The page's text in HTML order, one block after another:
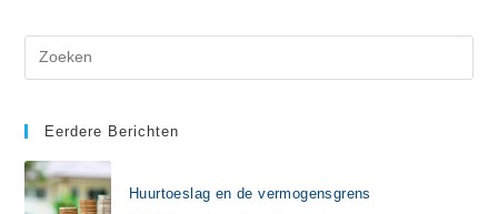
Eerdere Berichten
Huurtoeslag en de vermogensgrens